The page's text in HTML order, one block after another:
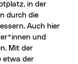
in der
durch die
Auch hier
und
Mit der
etwa der